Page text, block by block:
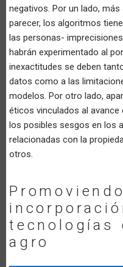
negativos. Por un lado,
parecer, los algoritmos
las personas-
habrán experimentado al
inexactitudes se deben
datos como a las
modelos. Por otro lado,
éticos vinculados al
los posibles sesgos en los
relacionadas con la
otros.
tecnologías
agro